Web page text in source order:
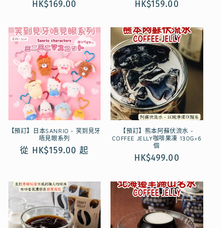
定
HK$169.00
定
HK$159.00
【預訂】日本SANRIO - 笑到見牙
唔見眼系列
定
從 HK$159.00 起
【預訂】熊本阿蘇伏流水 -
COFFEE JELLY咖啡果凍 130G×6
個
定
HK$499.00